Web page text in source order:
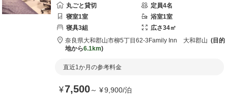
丸ごと貸切 定員4名
寝室1室 浴室1室
寝具3組 広さ34㎡
奈良県大和郡山市柳5丁目62-3 Family Inn 大和郡山
目的
地から6.1km
直近1か月の参考料金
¥7,500～ ¥9,900/泊